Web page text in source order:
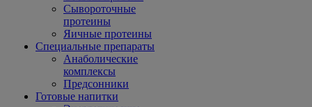
Сывороточные
протеины
Яичные протеины
Специальные препараты
Анаболические
комплексы
Предсонники
Готовые напитки